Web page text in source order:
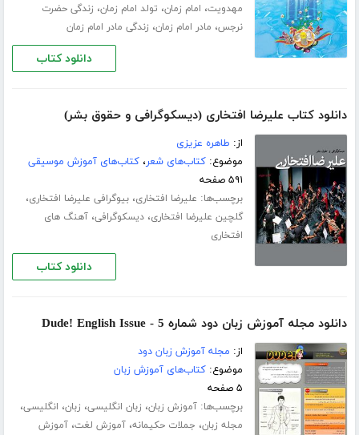
مهدویت، امام زمان، تولد امام زمان، زندگی حضرت
نرجس، مادر امام زمان، زندگی مادر امام زمان
دانلود کتاب
دانلود کتاب علیرضا افتخاری (دیسکوگرافی و حقوق بشر)
از: طاهره عزیزی
موضوع:کتاب‌های شعر،کتاب‌های آموزش موسیقی
۵۹۱ صفحه
برچسب‌ها: علیرضا افتخاری،بیوگرافی علیرضا افتخاری،
گلچین علیرضا افتخاری،دیسکوگرافی،آهنگ های
افتخاری
دانلود کتاب
دانلود مجله آموزش زبان دود شماره 5 - Dude! English Issue
از: مجله آموزش زبان دود
موضوع:کتاب‌های آموزش زبان
۵ صفحه
برچسب‌ها:آموزش زبان، زبان انگلیسی، زبان، انگلیسی،
مجله زبان، جملات حکیمانه،آموزش لغت،آموزش